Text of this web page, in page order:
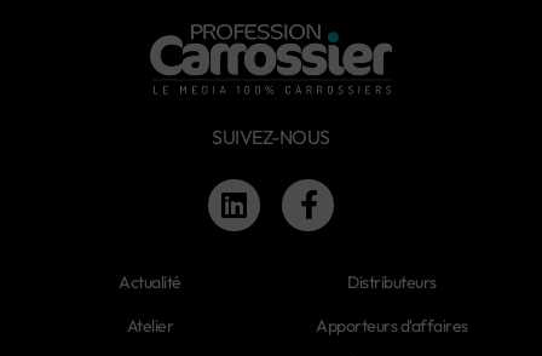
SUIVEZ-NOUS
Actualité
Atelier
Distributeurs
Apporteurs d'affaires